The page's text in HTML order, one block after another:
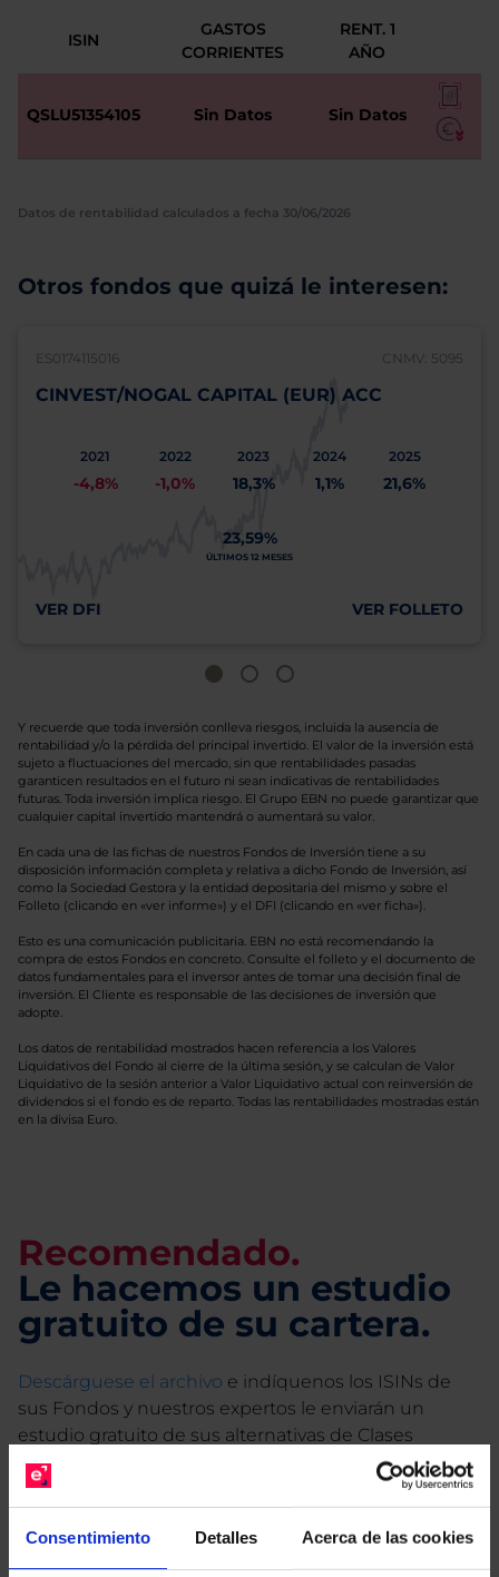
Consentimiento Detalles Acerca de las cookies
ISIN
GASTOS
CORRIENTES
RENT. 1
AÑO
QSLU51354105 Sin Datos Sin Datos
Datos de rentabilidad calculados a fecha 30/06/2026
Otros fondos que quizá le interesen:
ES0174115016 CNMV: 5095
CINVEST/NOGAL CAPITAL (EUR) ACC
2021
-4,8%
2022
-1,0%
2023
18,3%
2024
1,1%
2025
21,6%
23,59%
ÚLTIMOS 12 MESES
VER DFI VER FOLLETO
Y recuerde que toda inversión conlleva riesgos, incluida la ausencia de
rentabilidad y/o la pérdida del principal invertido. El valor de la inversión está
sujeto a fluctuaciones del mercado, sin que rentabilidades pasadas
garanticen resultados en el futuro ni sean indicativas de rentabilidades
futuras. Toda inversión implica riesgo. El Grupo EBN no puede garantizar que
cualquier capital invertido mantendrá o aumentará su valor.
En cada una de las fichas de nuestros Fondos de Inversión tiene a su
disposición información completa y relativa a dicho Fondo de Inversión, así
como la Sociedad Gestora y la entidad depositaria del mismo y sobre el
Folleto (clicando en «ver informe») y el DFI (clicando en «ver ficha»).
Esto es una comunicación publicitaria. EBN no está recomendando la
compra de estos Fondos en concreto. Consulte el folleto y el documento de
datos fundamentales para el inversor antes de tomar una decisión final de
inversión. El Cliente es responsable de las decisiones de inversión que
adopte.
Los datos de rentabilidad mostrados hacen referencia a los Valores
Liquidativos del Fondo al cierre de la última sesión, y se calculan de Valor
Liquidativo de la sesión anterior a Valor Liquidativo actual con reinversión de
dividendos si el fondo es de reparto. Todas las rentabilidades mostradas están
en la divisa Euro.
Recomendado.
Le hacemos un estudio
gratuito de su cartera.
Descárguese el archivo e indíquenos los ISINs de
sus Fondos y nuestros expertos le enviarán un
estudio gratuito de sus alternativas de Clases
Limpias con las que podrá ahorrar en sus costes.